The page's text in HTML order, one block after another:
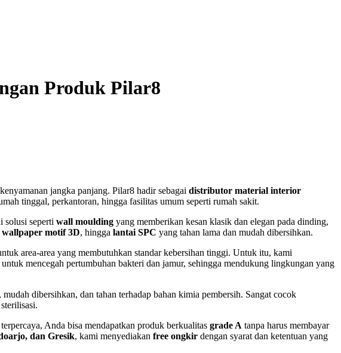
Produk Pilar8
jangka panjang. Pilar8 hadir sebagai distributor material interior
tinggal, perkantoran, hingga fasilitas umum seperti rumah sakit.
solusi seperti wall moulding yang memberikan kesan klasik dan elegan pada dinding,
wallpaper motif 3D, hingga lantai SPC yang tahan lama dan mudah dibersihkan.
area-area yang membutuhkan standar kebersihan tinggi. Untuk itu, kami
mencegah pertumbuhan bakteri dan jamur, sehingga mendukung lingkungan yang
dibersihkan, dan tahan terhadap bahan kimia pembersih. Sangat cocok
Anda bisa mendapatkan produk berkualitas grade A tanpa harus membayar
dan Gresik, kami menyediakan free ongkir dengan syarat dan ketentuan yang